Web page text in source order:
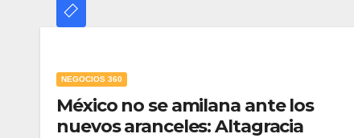
NEGOCIOS 360
México no se amilana ante los
nuevos aranceles: Altagracia